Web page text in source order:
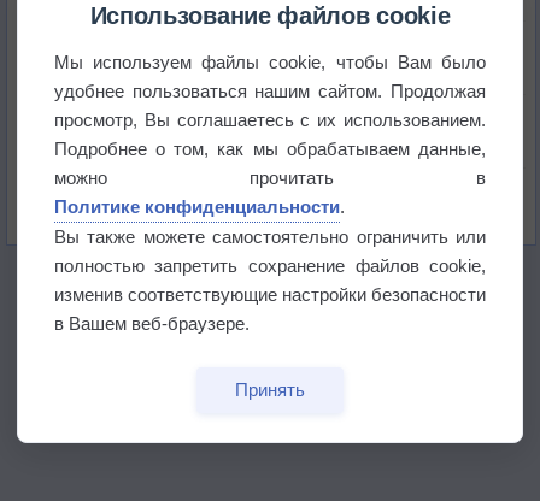
бабочек
Погода в Екатеринбурге 6 августа
Погода в Краснодаре 6 августа
Использование файлов cookie
Мы используем файлы cookie, чтобы Вам было
удобнее пользоваться нашим сайтом. Продолжая
просмотр, Вы соглашаетесь с их использованием.
Подробнее о том, как мы обрабатываем данные,
можно прочитать в
Политике конфиденциальности.
Вы также можете самостоятельно ограничить или
полностью запретить сохранение файлов cookie,
изменив соответствующие настройки безопасности
в Вашем веб-браузере.
Принять